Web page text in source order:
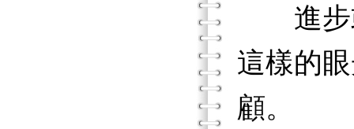
進步或
這樣的
顧。